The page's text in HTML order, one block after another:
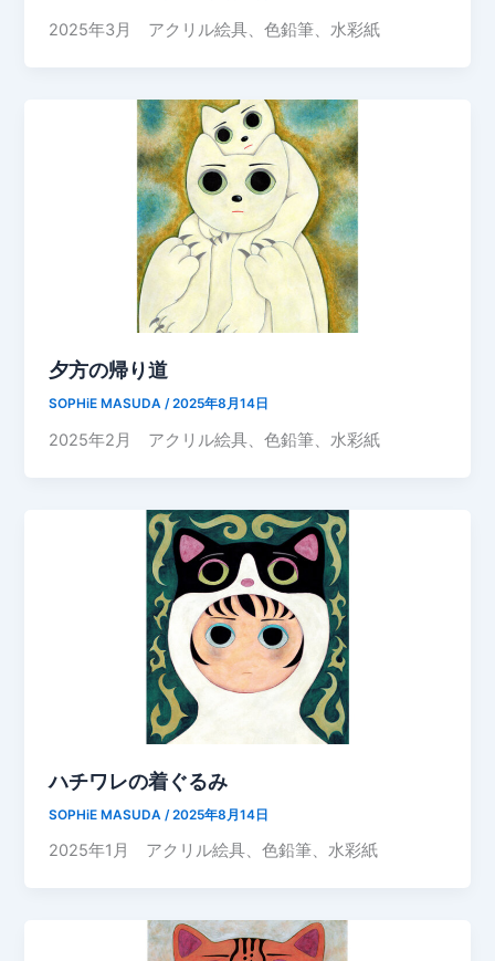
2025年3月 アクリル絵具、色鉛筆、水彩紙
夕方の帰り道
SOPHiE MASUDA/2025年8月14日
2025年2月 アクリル絵具、色鉛筆、水彩紙
ハチワレの着ぐるみ
SOPHiE MASUDA /2025年8月14日
2025年1月 アクリル絵具、色鉛筆、水彩紙